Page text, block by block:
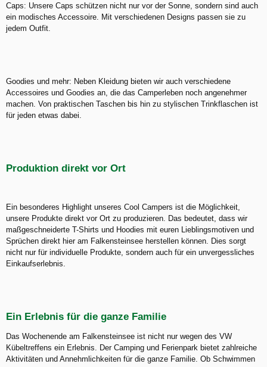
Caps: Unsere Caps schützen nicht nur vor der Sonne, sondern sind auch
ein modisches Accessoire. Mit verschiedenen Designs passen sie zu
jedem Outfit.
Goodies und mehr: Neben Kleidung bieten wir auch verschiedene
Accessoires und Goodies an, die das Camperleben noch angenehmer
machen. Von praktischen Taschen bis hin zu stylischen Trinkflaschen ist
für jeden etwas dabei.
Produktion direkt vor Ort
Ein besonderes Highlight unseres Cool Campers ist die Möglichkeit,
unsere Produkte direkt vor Ort zu produzieren. Das bedeutet, dass wir
maßgeschneiderte T-Shirts und Hoodies mit euren Lieblingsmotiven und
Sprüchen direkt hier am Falkensteinsee herstellen können. Dies sorgt
nicht nur für individuelle Produkte, sondern auch für ein unvergessliches
Einkaufserlebnis.
Ein Erlebnis für die ganze Familie
Das Wochenende am Falkensteinsee ist nicht nur wegen des VW
Kübeltreffens ein Erlebnis. Der Camping und Ferienpark bietet zahlreiche
Aktivitäten und Annehmlichkeiten für die ganze Familie. Ob Schwimmen